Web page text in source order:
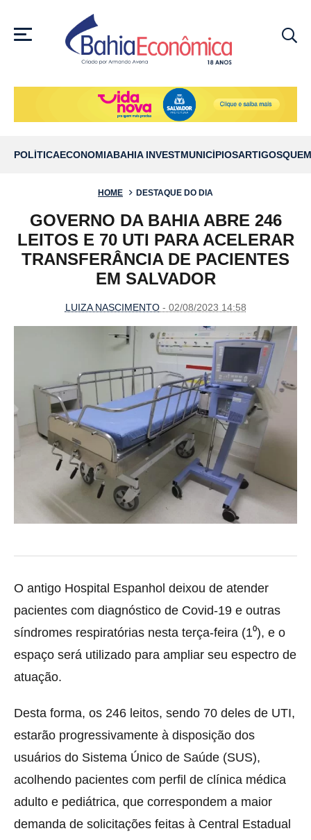
MENU
POLÍTICAECONOMIABAHIA INVESTMUNICÍPIOSARTIGOS
HOME DESTAQUE DO DIA
GOVERNO DA BAHIA ABRE 246
LEITOS E 70 UTI PARA ACELERAR
TRANSFERÂNCIA DE PACIENTES
EM SALVADOR
LUIZA NASCIMENTO- 02/08/2023 14:58
O antigo Hospital Espanhol deixou de atender
pacientes com diagnóstico de Covid-19 e outras
síndromes respiratórias nesta terça-feira (1⁰), e o
espaço será utilizado para ampliar seu espectro de
atuação.
Desta forma, os 246 leitos, sendo 70 deles de UTI,
estarão progressivamente à disposição dos
usuários do Sistema Único de Saúde (SUS),
acolhendo pacientes com perfil de clínica médica
adulto e pediátrica, que correspondem a maior
demanda de solicitações feitas à Central Estadual